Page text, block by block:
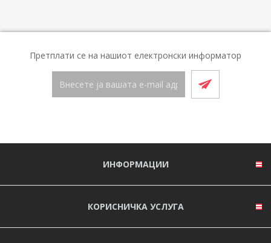
Претплати се на нашиот електронски информатор
ИНФОРМАЦИИ
КОРИСНИЧКА УСЛУГА